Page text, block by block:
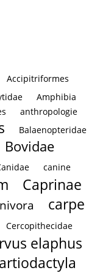
Accipitriformes
Amphibia
anthropologie
Balaenopteridae
Bovidae
canine
Caprinae
carpe
Cercopithecidae
elaphus